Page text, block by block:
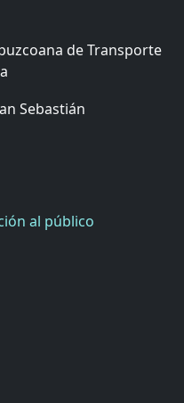
de Transporte
Sebastián
al público